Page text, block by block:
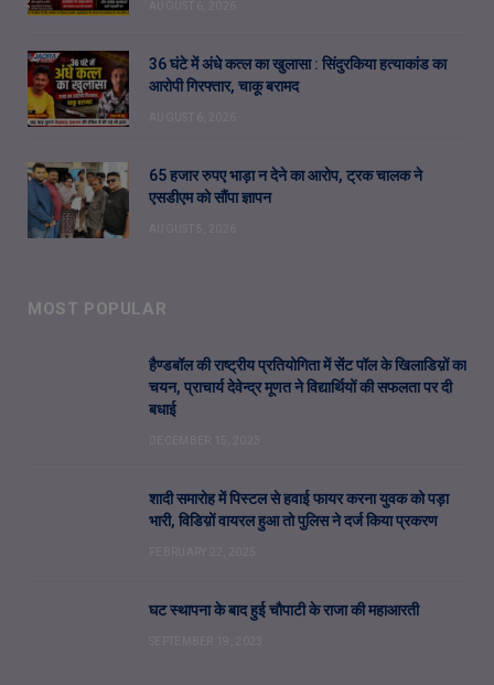
36 घंटे में अंधे कत्ल का खुलासा : सिंदुरकिया हत्याकांड का
आरोपी गिरफ्तार, चाकू बरामद
65 हजार रुपए भाड़ा न देने का आरोप, ट्रक चालक ने
एसडीएम को सौंपा ज्ञापन
MOST POPULAR
हैण्डबॉल की राष्ट्रीय प्रतियोगिता में सेंट पॉल के खिलाडिय़ों का
चयन, प्राचार्य देवेन्द्र मूणत ने विद्यार्थियों की सफलता पर दी
बधाई
शादी समारोह में पिस्टल से हवाई फायर करना युवक को पड़ा
भारी, विडिय़ों वायरल हुआ तो पुलिस ने दर्ज किया प्रकरण
घट स्थापना के बाद हुई चौपाटी के राजा की महाआरती